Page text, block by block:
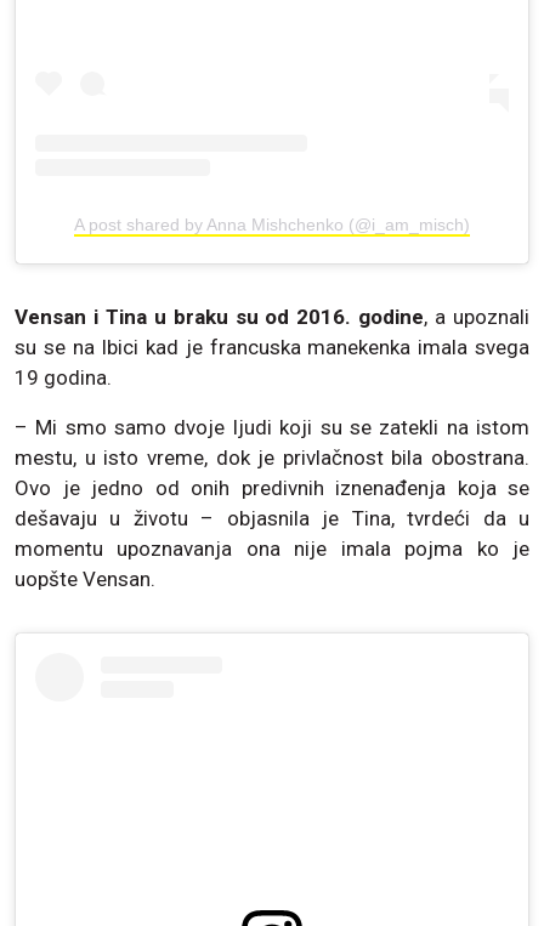
A post shared by Anna Mishchenko (@i_am_misch)
Vensan i Tina u braku su od 2016. godine, a upoznali
su se na Ibici kad je francuska manekenka imala svega
19 godina.
– Mi smo samo dvoje ljudi koji su se zatekli na istom
mestu, u isto vreme, dok je privlačnost bila obostrana.
Ovo je jedno od onih predivnih iznenađenja koja se
dešavaju u životu – objasnila je Tina, tvrdeći da u
momentu upoznavanja ona nije imala pojma ko je
uopšte Vensan.